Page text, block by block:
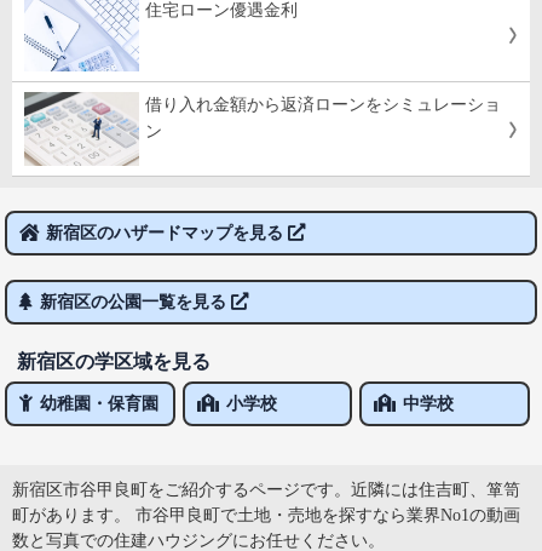
住宅ローン優遇金利
借り入れ金額から返済ローンをシミュレーショ
ン
新宿区のハザードマップを見る
新宿区の公園一覧を見る
新宿区の学区域を見る
幼稚園・保育園 小学校 中学校
新宿区市谷甲良町をご紹介するページです。近隣には住吉町、箪笥
町があります。 市谷甲良町で土地・売地を探すなら業界No1の動画
数と写真での住建ハウジングにお任せください。